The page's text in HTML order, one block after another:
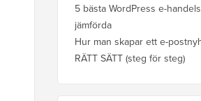
5 bästa WordPress e-
jämförda
Hur man skapar ett e-
RÄTT SÄTT (steg för steg)